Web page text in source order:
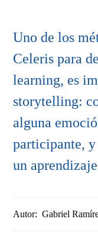
Uno de los
Celeris para
learning, es
storytelling:
alguna
participante, y
un
Autor: Gabriel